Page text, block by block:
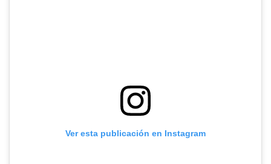
Ver esta publicación en Instagram